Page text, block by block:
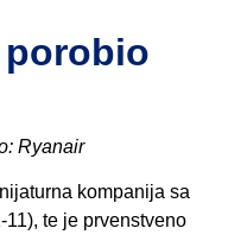
porobio
Ryanair
kompanija sa
te je prvenstveno